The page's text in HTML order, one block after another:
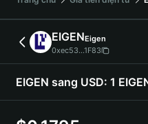
Deutsch
简体中文
繁體中文
Português (Portugal)
Bahasa Indonesia
ภาษาไทย
EIGENEigen
0xec53...1F83
EIGEN sang USD: 1